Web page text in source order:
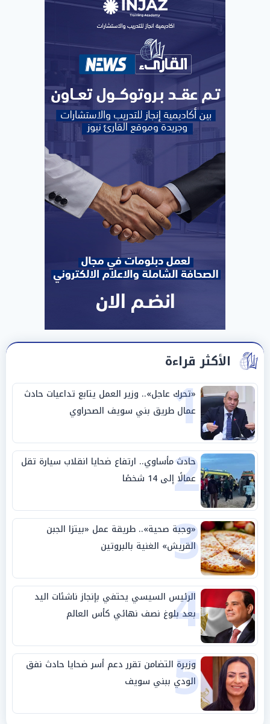
الأكثر قراءة
1
«تحرك عاجل».. وزير العمل يتابع تداعيات حادث
عمال طريق بني سويف الصحراوي
2
حادث مأساوي.. ارتفاع ضحايا انقلاب سيارة تقل
عمالًا إلى 14 شخصًا
3
«وجبة صحية».. طريقة عمل «بيتزا الجبن
القريش» الغنية بالبروتين
4
الرئيس السيسي يحتفي بإنجاز ناشئات اليد
بعد بلوغ نصف نهائي كأس العالم
5
وزيرة التضامن تقرر دعم أسر ضحايا حادث نفق
الودي ببني سويف